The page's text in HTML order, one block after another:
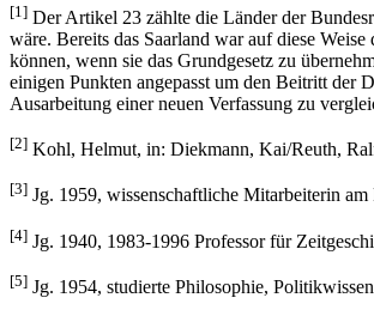
[1] Der Artikel 23 zählte die Länder der
wäre. Bereits das Saarland war auf diese
können, wenn sie das Grundgesetz zu
einigen Punkten angepasst um den Beitritt der
Ausarbeitung einer neuen Verfassung zu
[2] Kohl, Helmut, in: Diekmann, Kai/Reuth,
[3] Jg. 1959, wissenschaftliche Mitarbeiterin
[4] Jg. 1940, 1983-1996 Professor für
[5] Jg. 1954, studierte Philosophie,